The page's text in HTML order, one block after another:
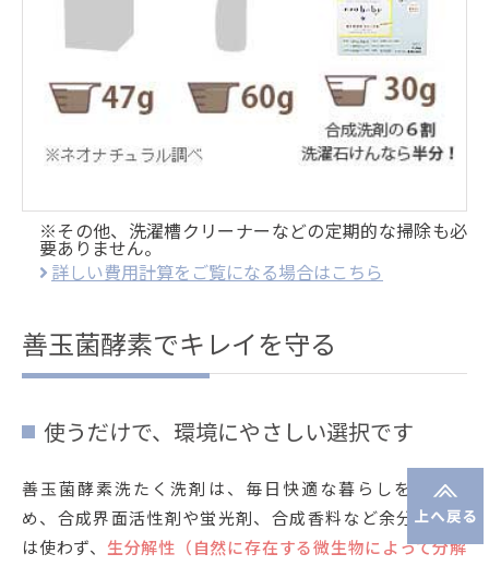
※その他、洗濯槽クリーナーなどの定期的な掃除も必
要ありません。
詳しい費用計算をご覧になる場合はこちら
善玉菌酵素でキレイを守る
使うだけで、環境にやさしい選択です
善玉菌酵素洗たく洗剤は、毎日快適な暮らしを送るた
め、合成界面活性剤や蛍光剤、合成香料など余分なもの
は使わず、 生分解性（自然に存在する微生物によって分解